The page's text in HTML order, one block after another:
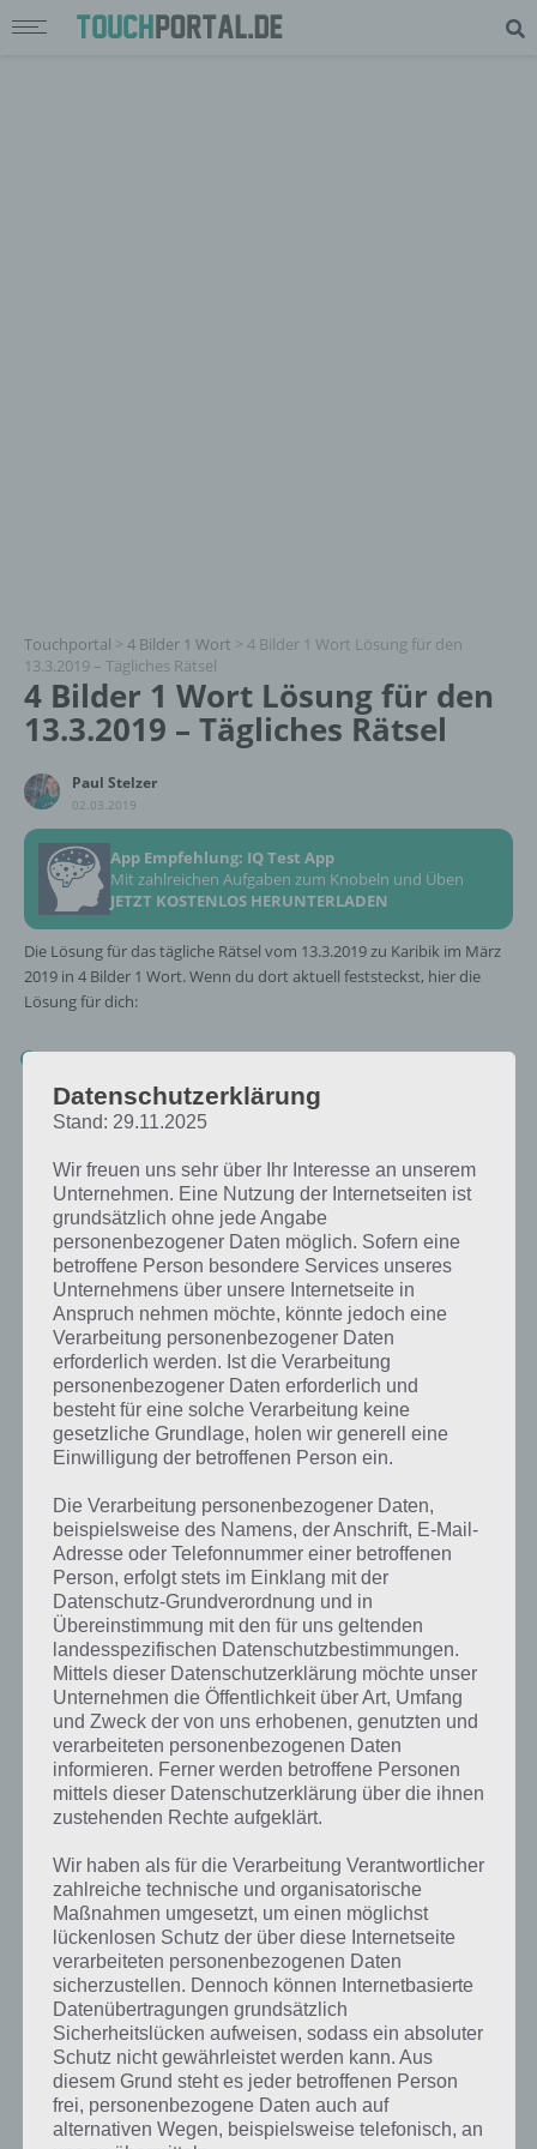
Touchportal > 4 Bilder 1 Wort > 4 Bilder 1 Wort Lösung für den
13.3.2019 – Tägliches Rätsel
4 Bilder 1 Wort Lösung für den
13.3.2019 – Tägliches Rätsel
Paul Stelzer
02.03.2019
App Empfehlung: IQ Test App
Mit zahlreichen Aufgaben zum Knobeln und Üben
JETZT KOSTENLOS HERUNTERLADEN
Die Lösung für das tägliche Rätsel vom 13.3.2019 zu Karibik im März
2019 in 4 Bilder 1 Wort. Wenn du dort aktuell feststeckst, hier die
Lösung für dich:
GELB
Zur Übersicht der4 Bilder 1 Wort Lösungen zu Karibik im März 2019
Kurze Begriffserklärung zur Lösung Gelb
Gelb ist die Lösung für das tägliche Rätsel am 13.3.2019 in 4 Bilder 1
dazu zu wissen? Passt das Wort auch zur Karibik? Zu bestimmten
Lösungen präsentieren wir daher auch immer eine kurze
Begriffserklärung!
Zu Gelb haben wir zunächst keine weiteren Informationen parat!
Auf WhatsApp teilen Teilen auf Facebook
Tweet auf Twitter
Datenschutzerklärung
Stand: 29.11.2025
Wir freuen uns sehr über Ihr Interesse an unserem
Unternehmen. Eine Nutzung der Internetseiten ist
grundsätzlich ohne jede Angabe
personenbezogener Daten möglich. Sofern eine
betroffene Person besondere Services unseres
Unternehmens über unsere Internetseite in
Anspruch nehmen möchte, könnte jedoch eine
Verarbeitung personenbezogener Daten
erforderlich werden. Ist die Verarbeitung
personenbezogener Daten erforderlich und
besteht für eine solche Verarbeitung keine
gesetzliche Grundlage, holen wir generell eine
Einwilligung der betroffenen Person ein.
Die Verarbeitung personenbezogener Daten,
beispielsweise des Namens, der Anschrift, E-Mail-
Adresse oder Telefonnummer einer betroffenen
Person, erfolgt stets im Einklang mit der
Datenschutz-Grundverordnung und in
Übereinstimmung mit den für uns geltenden
landesspezifischen Datenschutzbestimmungen.
Mittels dieser Datenschutzerklärung möchte unser
Unternehmen die Öffentlichkeit über Art, Umfang
und Zweck der von uns erhobenen, genutzten und
verarbeiteten personenbezogenen Daten
informieren. Ferner werden betroffene Personen
mittels dieser Datenschutzerklärung über die ihnen
zustehenden Rechte aufgeklärt.
Wir haben als für die Verarbeitung Verantwortlicher
zahlreiche technische und organisatorische
Maßnahmen umgesetzt, um einen möglichst
lückenlosen Schutz der über diese Internetseite
verarbeiteten personenbezogenen Daten
sicherzustellen. Dennoch können Internetbasierte
Datenübertragungen grundsätzlich
Sicherheitslücken aufweisen, sodass ein absoluter
Schutz nicht gewährleistet werden kann. Aus
diesem Grund steht es jeder betroffenen Person
frei, personenbezogene Daten auch auf
alternativen Wegen, beispielsweise telefonisch, an